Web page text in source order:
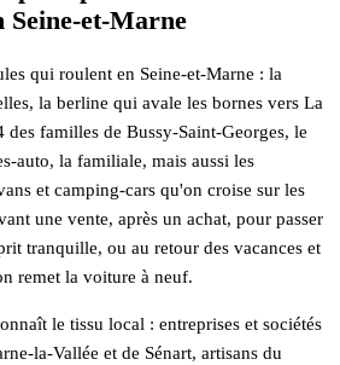
Seine-et-Marne
qui roulent en Seine-et-Marne : la
la berline qui avale les bornes vers La
familles de Bussy-Saint-Georges, le
auto, la familiale, mais aussi les
et camping-cars qu'on croise sur les
une vente, après un achat, pour passer
tranquille, ou au retour des vacances et
remet la voiture à neuf.
le tissu local : entreprises et sociétés
la-Vallée et de Sénart, artisans du